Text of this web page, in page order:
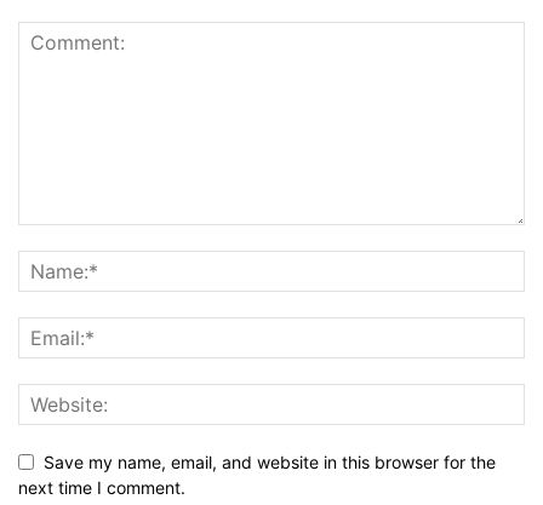
Save my name, email, and website in this browser for the
next time I comment.